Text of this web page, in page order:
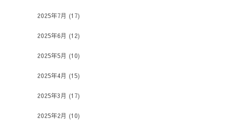
2025年7月 (17)
2025年6月 (12)
2025年5月 (10)
2025年4月 (15)
2025年3月 (17)
2025年2月 (10)